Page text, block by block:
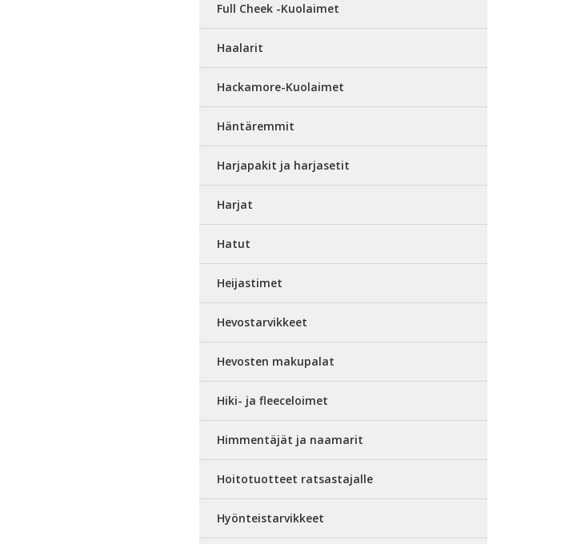
Full Cheek -Kuolaimet
Haalarit
Hackamore-Kuolaimet
Häntäremmit
Harjapakit ja harjasetit
Harjat
Hatut
Heijastimet
Hevostarvikkeet
Hevosten makupalat
Hiki- ja fleeceloimet
Himmentäjät ja naamarit
Hoitotuotteet ratsastajalle
Hyönteistarvikkeet